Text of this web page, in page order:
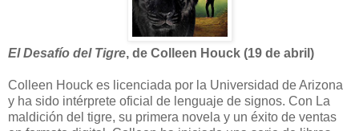
El Desafío del Tigre, de Colleen Houck (19 de abril)
Colleen Houck es licenciada por la Universidad de Arizona
y ha sido intérprete oficial de lenguaje de signos. Con La
maldición del tigre, su primera novela y un éxito de ventas